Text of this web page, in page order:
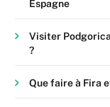
Espagne
Visiter
?
Que faire à Fira